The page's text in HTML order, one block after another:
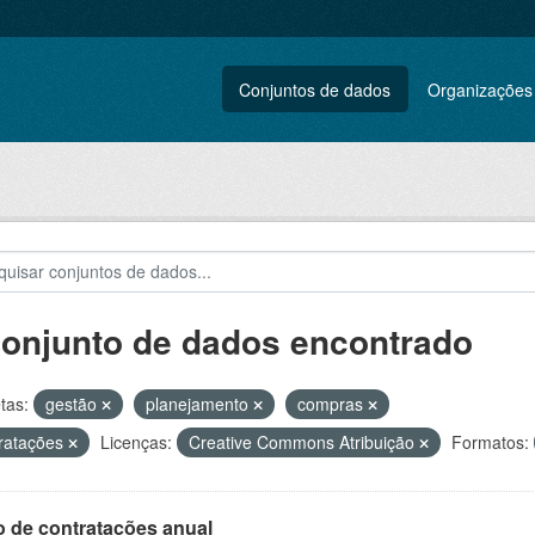
Conjuntos de dados Organizações
de dados encontrado
gestão planejamento
compras
Licenças: Creative Commons Atribuição Formatos:
de contratações anual